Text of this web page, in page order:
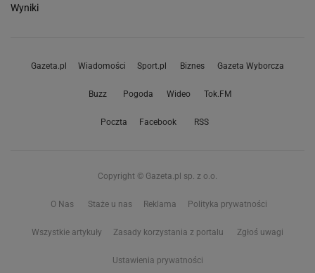
Wyniki
Gazeta.pl Wiadomości Sport.pl Biznes Gazeta Wyborcza
Buzz Pogoda Wideo Tok.FM
Poczta Facebook RSS
Copyright © Gazeta.pl sp. z o.o.
O Nas Staże u nas Reklama Polityka prywatności
Wszystkie artykuły Zasady korzystania z portalu Zgłoś uwagi
Ustawienia prywatności